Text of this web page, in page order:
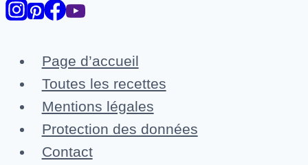
Page d’accueil
Toutes les recettes
Mentions légales
Protection des données
Contact